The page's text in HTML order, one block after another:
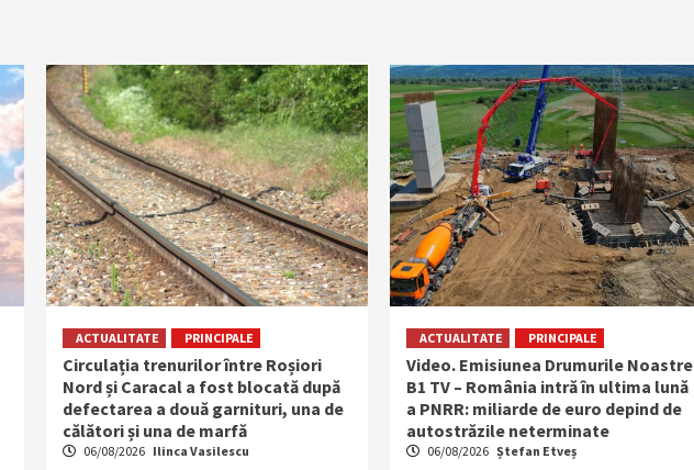
ACTUALITATE PRINCIPALE
Circulația trenurilor între Roșiori
Nord și Caracal a fost blocată după
defectarea a două garnituri, una de
călători și una de marfă
06/08/2026 Ilinca Vasilescu
ACTUALITATE PRINCIPALE
Video. Emisiunea Drumurile Noastre
B1 TV – România intră în ultima lună
a PNRR: miliarde de euro depind de
autostrăzile neterminate
06/08/2026 Ștefan Etveș